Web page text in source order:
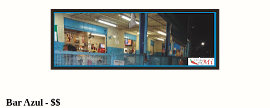
Bar Azul - $$